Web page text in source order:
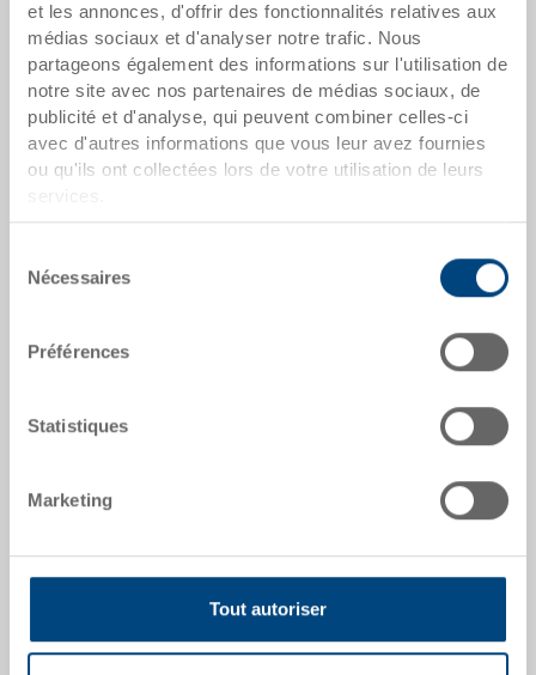
et les annonces, d'offrir des fonctionnalités relatives aux
médias sociaux et d'analyser notre trafic. Nous
partageons également des informations sur l'utilisation de
notre site avec nos partenaires de médias sociaux, de
publicité et d'analyse, qui peuvent combiner celles-ci
avec d'autres informations que vous leur avez fournies
ou qu'ils ont collectées lors de votre utilisation de leurs
Nécessaires
Préférences
Statistiques
Marketing
Tout autoriser
Couvercle
Couvercle pour conteneur cylindrique
Dimensions
Coloris
No. de commande
à partir de 1 unités
Prix
vers le produit